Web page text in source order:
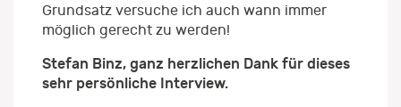
Grundsatz versuche ich auch wann immer
möglich gerecht zu werden!
Stefan Binz, ganz herzlichen Dank für dieses
sehr persönliche Interview.